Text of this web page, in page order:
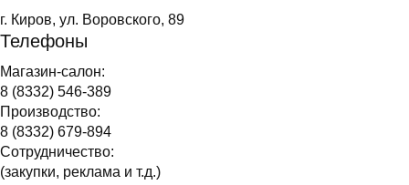
г. Киров, ул. Воровского, 89
Телефоны
Магазин-салон:
8 (8332) 546-389
Производство:
8 (8332) 679-894
Сотрудничество:
(закупки, реклама и т.д.)